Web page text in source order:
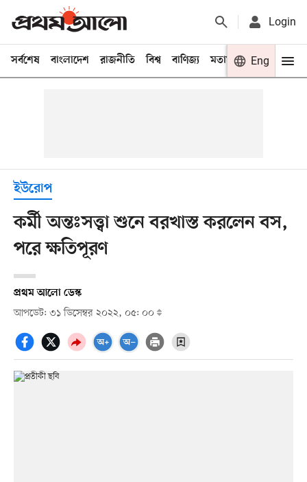
Login
সর্বশেষ বাংলাদেশ রাজনীতি বিশ্ব বাণিজ্য মতামত খেলা
Eng
ইউরোপ
কর্মী অন্তঃসত্ত্বা শুনে বরখাস্ত করলেন বস,
পরে ক্ষতিপূরণ
প্রথম আলো ডেস্ক
আপডেট: ৩১ ডিসেম্বর ২০২২, ০৫: ০০